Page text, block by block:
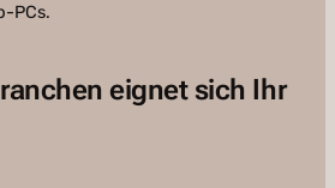
PCs.
eignet sich Ihr